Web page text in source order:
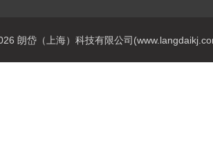
朗岱（上海）科技有限公司